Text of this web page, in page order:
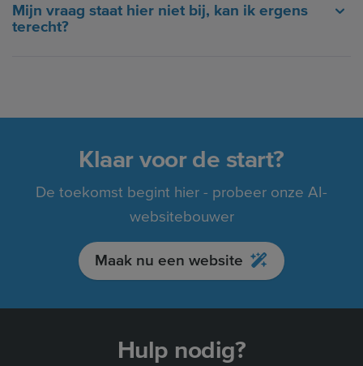
Mijn vraag staat hier niet bij, kan ik ergens
terecht?
Klaar voor de start?
De toekomst begint hier - probeer onze AI-
websitebouwer
Maak nu een website
Hulp nodig?